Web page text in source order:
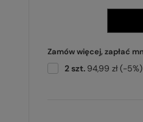
Zamów więcej, zapłać
2szt. 94,99 zł(-5%)